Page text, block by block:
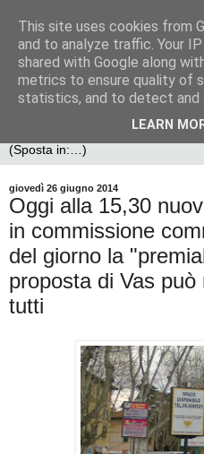
giovedì 26 giugno 2014
Oggi alla 15,30
in commissione
del giorno la
proposta di Vas
tutti
This site uses cookies from
and to analyze traffic. Your
shared with Google along
metrics to ensure quality of
statistics, and to detect and
LEARN